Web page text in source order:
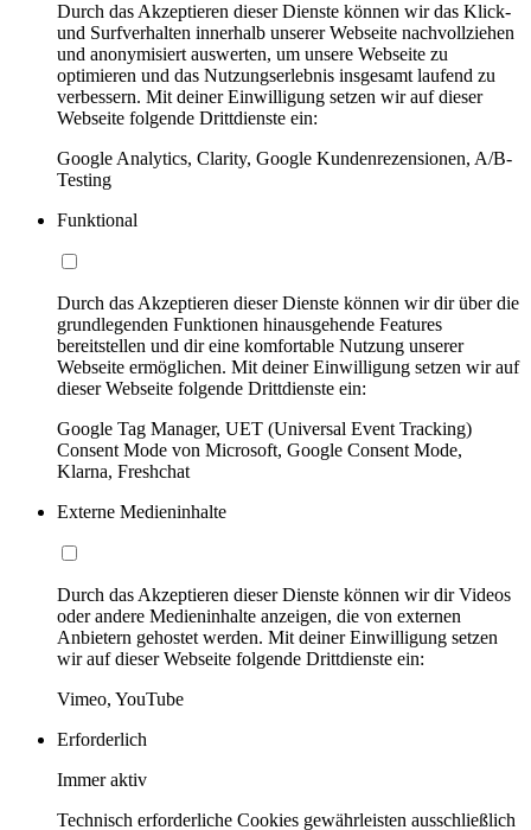
Durch das Akzeptieren dieser Dienste können wir das Klick-
und Surfverhalten innerhalb unserer Webseite nachvollziehen
und anonymisiert auswerten, um unsere Webseite zu
optimieren und das Nutzungserlebnis insgesamt laufend zu
verbessern. Mit deiner Einwilligung setzen wir auf dieser
Webseite folgende Drittdienste ein:
Google Analytics, Clarity, Google Kundenrezensionen, A/B-
Testing
Funktional
Durch das Akzeptieren dieser Dienste können wir dir über die
grundlegenden Funktionen hinausgehende Features
bereitstellen und dir eine komfortable Nutzung unserer
Webseite ermöglichen. Mit deiner Einwilligung setzen wir auf
dieser Webseite folgende Drittdienste ein:
Google Tag Manager, UET (Universal Event Tracking)
Consent Mode von Microsoft, Google Consent Mode,
Klarna, Freshchat
Externe Medieninhalte
Durch das Akzeptieren dieser Dienste können wir dir Videos
oder andere Medieninhalte anzeigen, die von externen
Anbietern gehostet werden. Mit deiner Einwilligung setzen
wir auf dieser Webseite folgende Drittdienste ein:
Vimeo, YouTube
Erforderlich
Immer aktiv
Technisch erforderliche Cookies gewährleisten ausschließlich